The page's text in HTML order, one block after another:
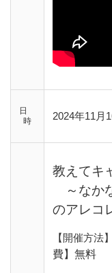
日
時
2024年11月
教えてキ
～なか
のアレコ
【開催方法
費】無料